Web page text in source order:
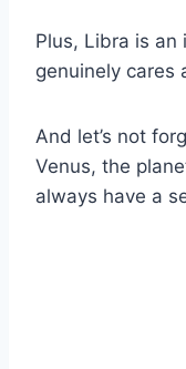
Plus, Libra is an
genuinely cares
And let’s not
Venus, the
always have a